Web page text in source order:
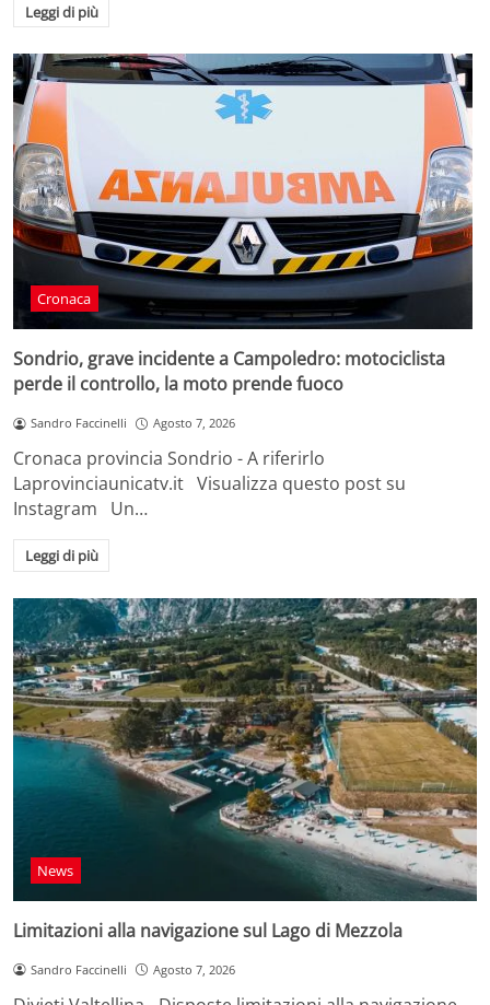
Leggi di più
Cronaca
Sondrio, grave incidente a Campoledro: motociclista
perde il controllo, la moto prende fuoco
Sandro Faccinelli Agosto 7, 2026
Cronaca provincia Sondrio - A riferirlo
Laprovinciaunicatv.it Visualizza questo post su
Instagram Un…
Leggi di più
News
Limitazioni alla navigazione sul Lago di Mezzola
Sandro Faccinelli Agosto 7, 2026